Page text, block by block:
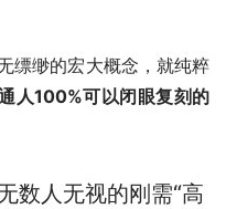
缥缈的宏大概念，就纯粹
人100%可以闭眼复刻的
数人无视的刚需“高